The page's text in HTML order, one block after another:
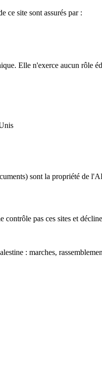
ce site sont assurés par :
Elle n'exerce aucun rôle
sont la propriété de
pas ces sites et
: marches,